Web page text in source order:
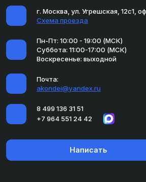
г. Москва, ул. Угрешская, 12с1,
Схема проезда
Пн-Пт: 10:00 - 19:00 (МСК)
Суббота: 11:00-17:00 (МСК)
Воскресенье: выходной
Почта:
akondei@yandex.ru
8 499 136 31 51
+7 964 551 24 42
Написать